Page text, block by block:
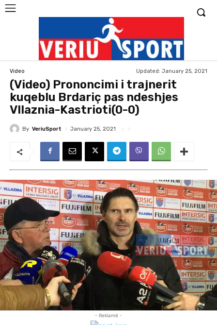
Video Updated: January 25, 2021
(Video) Prononcimi i trajnerit
kuqeblu Brdariç pas ndeshjes
Vllaznia-Kastrioti(0-0)
By VeriuSport January 25, 2021
- Reklamë -